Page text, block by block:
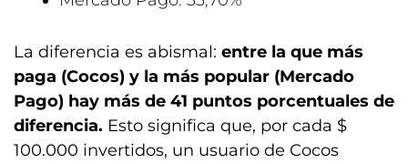
La diferencia es abismal: entre la que más
paga (Cocos) y la más popular (Mercado
Pago) hay más de 41 puntos porcentuales de
diferencia. Esto significa que, por cada $
100.000 invertidos, un usuario de Cocos